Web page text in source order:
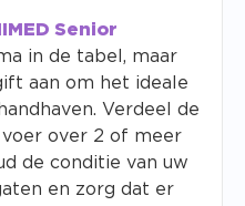
Senior
in de tabel, maar
aan om het ideale
Verdeel de
over 2 of meer
de conditie van uw
en zorg dat er